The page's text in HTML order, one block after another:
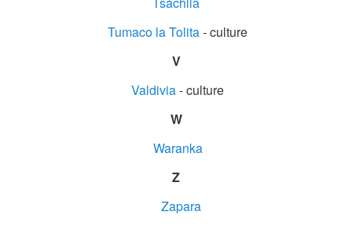
Tumaco la Tolita- culture
V
Valdivia- culture
W
Waranka
Z
Zapara